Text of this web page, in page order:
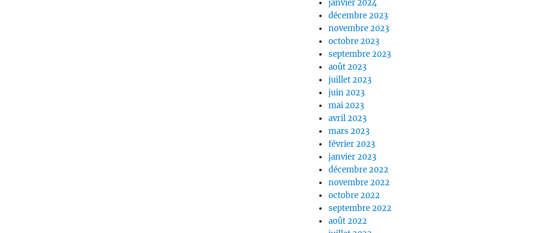
janvier 2024
décembre 2023
novembre 2023
octobre 2023
septembre 2023
août 2023
juillet 2023
juin 2023
mai 2023
avril 2023
mars 2023
février 2023
janvier 2023
décembre 2022
novembre 2022
octobre 2022
septembre 2022
août 2022